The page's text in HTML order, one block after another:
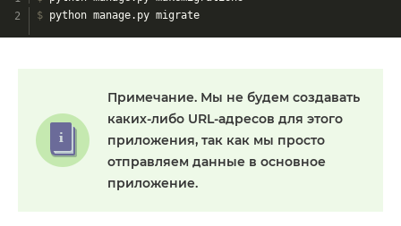
$ python manage.py migrate
Примечание. Мы не будем создавать
каких-либо URL-адресов для этого
приложения, так как мы просто
отправляем данные в основное
приложение.